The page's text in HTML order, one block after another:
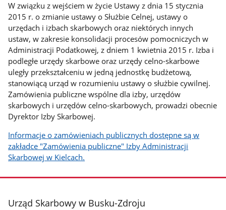
W związku z wejściem w życie Ustawy z dnia 15 stycznia
2015 r. o zmianie ustawy o Służbie Celnej, ustawy o
urzędach i izbach skarbowych oraz niektórych innych
ustaw, w zakresie konsolidacji procesów pomocniczych w
Administracji Podatkowej, z dniem 1 kwietnia 2015 r. Izba i
podległe urzędy skarbowe oraz urzędy celno-skarbowe
uległy przekształceniu w jedną jednostkę budżetową,
stanowiącą urząd w rozumieniu ustawy o służbie cywilnej.
Zamówienia publiczne wspólne dla izby, urzędów
skarbowych i urzędów celno-skarbowych, prowadzi obecnie
Dyrektor Izby Skarbowej.
Informacje o zamówieniach publicznych dostępne są w
zakładce "Zamówienia publiczne" Izby Administracji
Skarbowej w Kielcach.
stopka
Urząd Skarbowy w Busku-Zdroju